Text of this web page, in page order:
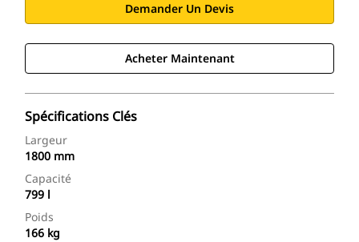
Demander Un Devis
Acheter Maintenant
Spécifications Clés
Largeur
1800 mm
Capacité
799 l
Poids
166 kg